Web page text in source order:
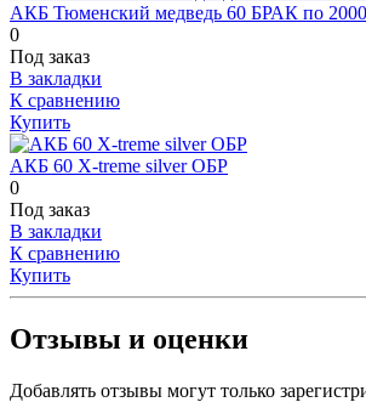
АКБ Тюменский медведь 60 БРАК по
0
Под заказ
В закладки
К сравнению
Купить
АКБ 60 X-treme silver ОБР
0
Под заказ
В закладки
К сравнению
Купить
Отзывы и оценки
Добавлять отзывы могут только